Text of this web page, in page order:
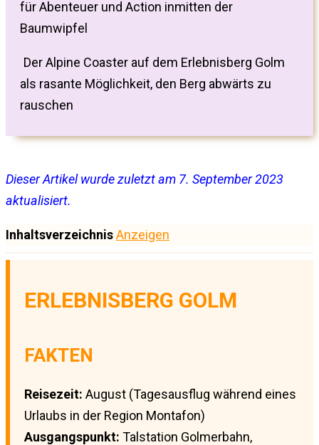
für Abenteuer und Action inmitten der
Baumwipfel
Der Alpine Coaster auf dem Erlebnisberg Golm
als rasante Möglichkeit, den Berg abwärts zu
rauschen
Dieser Artikel wurde zuletzt am 7. September 2023
aktualisiert.
InhaltsverzeichnisAnzeigen
ERLEBNISBERG GOLM
FAKTEN
Reisezeit: August (Tagesausflug während eines
Urlaubs in der Region Montafon)
Ausgangspunkt: Talstation Golmerbahn,